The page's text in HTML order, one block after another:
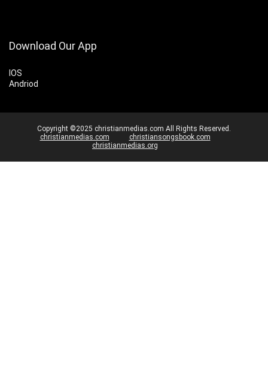
Download Our App
IOS
Andriod
Copyright ©2025 christianmedias.com All Rights Reserved.
christianmedias.com
christiansongsbook.com
christianmedias.org